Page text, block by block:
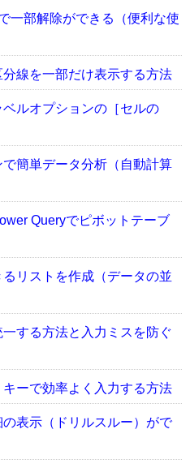
一部解除ができる（便利な使
線を一部だけ表示する方法
ルオプションの［セルの
簡単データ分析（自動計算
Queryでピボットテーブ
リストを作成（データの並
する方法と入力ミスを防ぐ
キーで効率よく入力する方法
表示（ドリルスルー）がで